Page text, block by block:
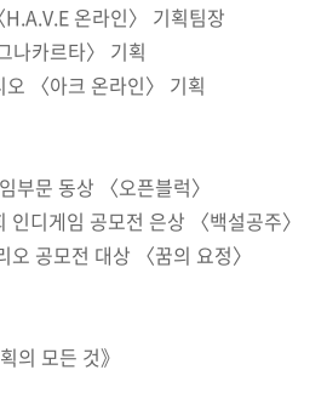
온라인〉 기획팀장
나카르타〉 기획
〈아크 온라인〉 기획
부문 동상 〈오픈블럭〉
디게임 공모전 은상 〈백설공주〉
공모전 대상 〈꿈의 요정〉
의 모든 것》